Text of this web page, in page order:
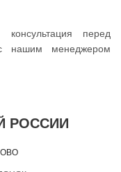
перед
с нашим менеджером
РОССИИ